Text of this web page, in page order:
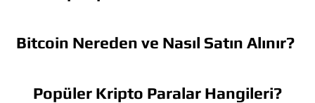
Bitcoin Nereden ve Nasıl Satın Alınır?
Popüler Kripto Paralar Hangileri?